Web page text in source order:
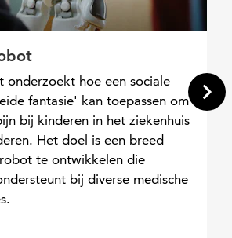
onderzoekt hoe een sociale
fantasie' kan toepassen om
bij kinderen in het ziekenhuis
Het doel is een breed
te ontwikkelen die
bij diverse medische